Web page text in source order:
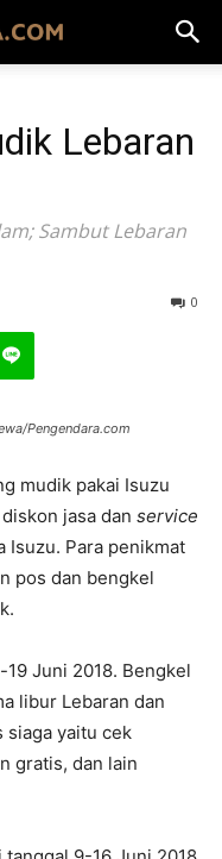
Lebaran
Sambut Lebaran
0
Pengendara.com
mudik pakai Isuzu
diskon jasa dan service
Para penikmat
pos dan bengkel
Juni 2018. Bengkel
libur Lebaran dan
siaga yaitu cek
gratis, dan lain